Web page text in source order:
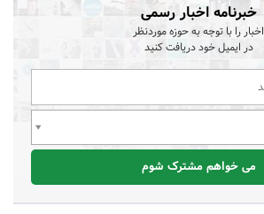
خبرنامه اخبار رسمی
اخبار را با توجه به حوزه موردنظر
در ایمیل خود دریافت کنید
می خواهم مشترک شوم